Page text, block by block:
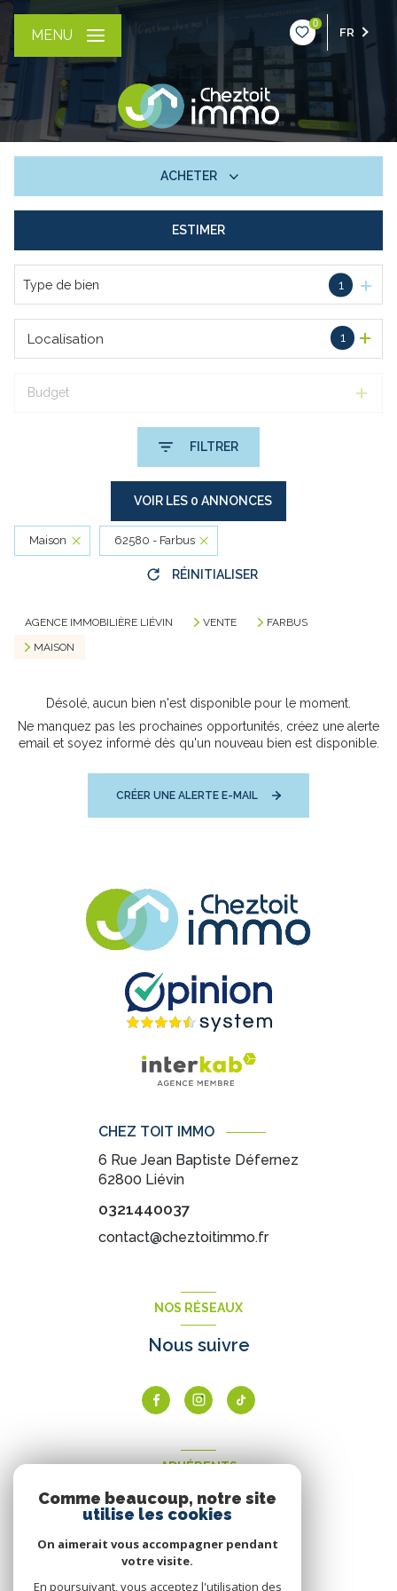
0
FR
MENU
ACHETER
ESTIMER
Type de bien 1
1
Localisation
Budget
FILTRER
VOIR LES 0 ANNONCES
Maison 62580 - Farbus
RÉINITIALISER
AGENCE IMMOBILIÈRE LIÉVIN VENTE
FARBUS
MAISON
Désolé, aucun bien n'est disponible pour le moment.
Ne manquez pas les prochaines opportunités, créez une alerte
email et soyez informé dès qu'un nouveau bien est disponible.
CRÉER UNE ALERTE E-MAIL
CHEZ TOIT IMMO
6 Rue Jean Baptiste Défernez
62800 Liévin
0321440037
contact@cheztoitimmo.fr
NOS RÉSEAUX
Nous suivre
ADHÉRENTS
Nous adhérons
Comme beaucoup, notre site
utilise les cookies
On aimerait vous accompagner pendant
votre visite.
En poursuivant, vous acceptez l'utilisation des